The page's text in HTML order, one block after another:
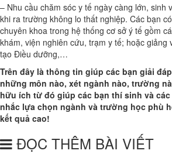
– Nhu cầu chăm sóc y tế ngày càng lớn, sinh
khi ra trường không lo thất nghiệp. Các bạn
chuyên khoa trong hệ thống cơ sở ý tế gồm
khám, viện nghiên cứu, trạm y tế; hoặc giảng
tạo Điều dưỡng,…
Trên đây là thông tin giúp các bạn giải
những môn nào, xét ngành nào, trường
hữu ích từ đó giúp các bạn thí sinh và
nhắc lựa chọn ngành và trường học phù
kết quả cao!
ĐỌC THÊM BÀI VIẾT